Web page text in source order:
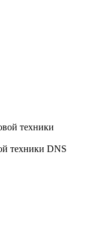
техники DNS